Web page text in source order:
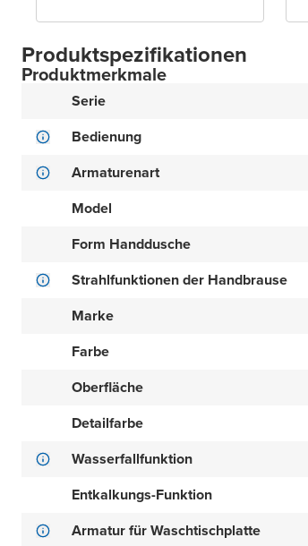
Produktspezifikationen
Produktmerkmale
Serie
Bedienung
Armaturenart
Model
Form Handdusche
Strahlfunktionen der Handbrause
Marke
Farbe
Oberfläche
Detailfarbe
Wasserfallfunktion
Entkalkungs-Funktion
Armatur für Waschtischplatte